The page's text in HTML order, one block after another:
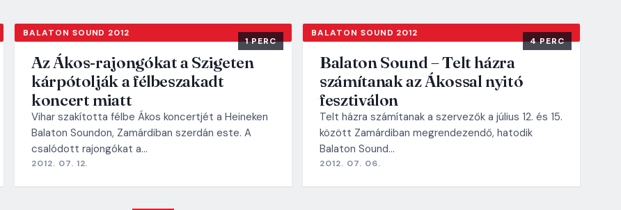
BALATON SOUND 2012
1 PERC
Az Ákos-rajongókat a Szigeten
kárpótolják a félbeszakadt
koncert miatt
Vihar szakította félbe Ákos koncertjét a Heineken
Balaton Soundon, Zamárdiban szerdán este. A
csalódott rajongókat a…
2012. 07. 12.
BALATON SOUND 2012
4 PERC
Balaton Sound – Telt házra
számítanak az Ákossal nyitó
fesztiválon
Telt házra számítanak a szervezők a július 12. és 15.
között Zamárdiban megrendezendő, hatodik
Balaton Sound…
2012. 07. 06.